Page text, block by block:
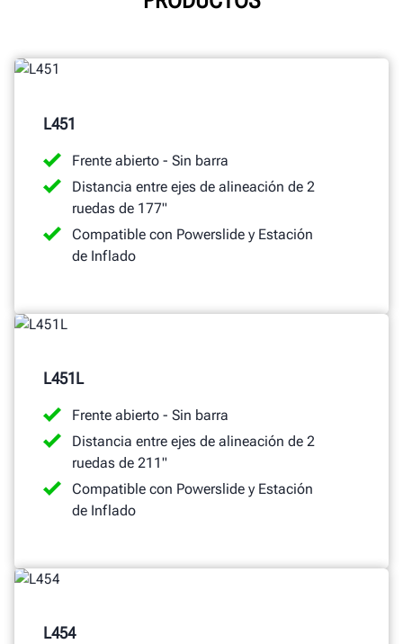
L451
Frente abierto - Sin barra
Distancia entre ejes de alineación de 2
ruedas de 177"
Compatible con Powerslide y Estación
de Inflado
L451L
Frente abierto - Sin barra
Distancia entre ejes de alineación de 2
ruedas de 211"
Compatible con Powerslide y Estación
de Inflado
L454